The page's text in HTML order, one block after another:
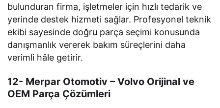
bulunduran firma, işletmeler için hızlı tedarik ve
yerinde destek hizmeti sağlar. Profesyonel teknik
ekibi sayesinde doğru parça seçimi konusunda
danışmanlık vererek bakım süreçlerini daha
verimli hâle getirir.
12- Merpar Otomotiv – Volvo Orijinal ve
OEM Parça Çözümleri